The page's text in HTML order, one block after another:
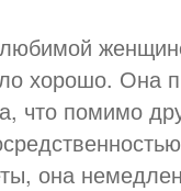
хорошо. Она
что помимо
она